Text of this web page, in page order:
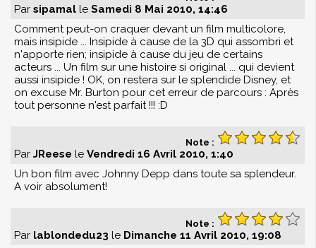
Par sipamal le Samedi 8 Mai 2010, 14:46
Comment peut-on craquer devant un film multicolore,
mais insipide ... Insipide à cause de la 3D qui assombri et
n'apporte rien; insipide à cause du jeu de certains
acteurs ... Un film sur une histoire si original ... qui devient
aussi insipide ! OK, on restera sur le splendide Disney, et
on excuse Mr. Burton pour cet erreur de parcours : Après
tout personne n'est parfait !!! :D
Note :
Par JReese le Vendredi 16 Avril 2010, 1:40
Un bon film avec Johnny Depp dans toute sa splendeur.
A voir absolument!
Note :
Par lablondedu23 le Dimanche 11 Avril 2010, 19:08